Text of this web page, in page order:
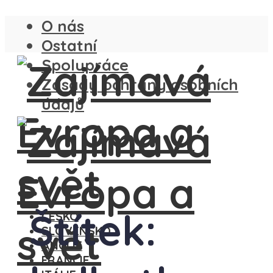
O nás
Ostatní
Spolupráce
Zásady ochrany osobních
údajů
ČESKO
SLOVENSKO
ANGLIE
FRANCIE
Štítek: